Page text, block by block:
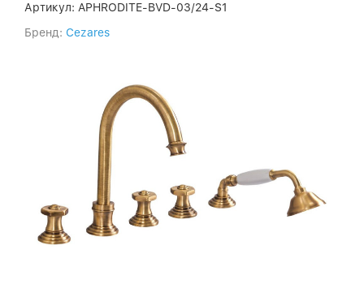
Артикул: APHRODITE-BVD-03/24-S1
Бренд: Cezares